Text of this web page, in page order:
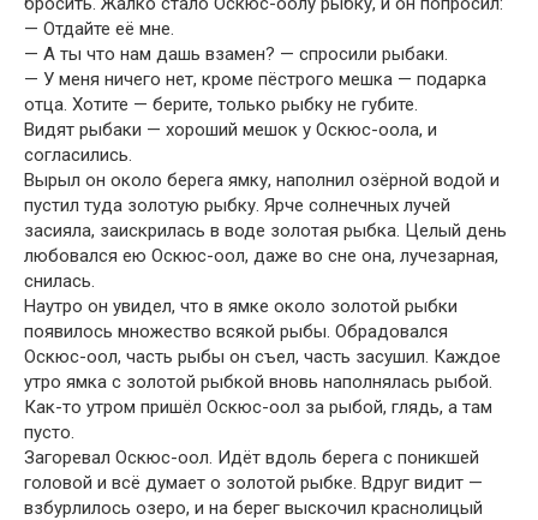
— Отдайте её мне.
— А ты что нам дашь взамен? — спросили рыбаки.
— У меня ничего нет, кроме пёстрого мешка — подарка
отца. Хотите — берите, только рыбку не губите.
Видят рыбаки — хороший мешок у Оскюс-оола, и
согласились.
Вырыл он около берега ямку, наполнил озёрной водой и
пустил туда золотую рыбку. Ярче солнечных лучей
засияла, заискрилась в воде золотая рыбка. Целый день
любовался ею Оскюс-оол, даже во сне она, лучезарная,
снилась.
Наутро он увидел, что в ямке около золотой рыбки
появилось множество всякой рыбы. Обрадовался
Оскюс-оол, часть рыбы он съел, часть засушил. Каждое
утро ямка с золотой рыбкой вновь наполнялась рыбой.
Как-то утром пришёл Оскюс-оол за рыбой, глядь, а там
пусто.
Загоревал Оскюс-оол. Идёт вдоль берега с поникшей
головой и всё думает о золотой рыбке. Вдруг видит —
взбурлилось озеро, и на берег выскочил краснолицый